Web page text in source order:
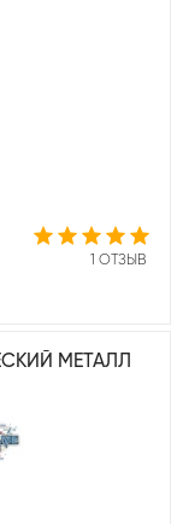
1 ОТЗЫВ
МЕТАЛЛ